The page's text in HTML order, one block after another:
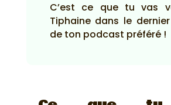
C’est ce que tu vas
Tiphaine dans le
de ton podcast préféré !